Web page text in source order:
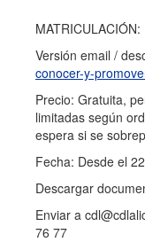
MATRICULACIÓN:
Versión email /
conocer-y-
Precio: Gratuita,
limitadas según
espera si se
Fecha: Desde el
Descargar
Enviar a
76 77